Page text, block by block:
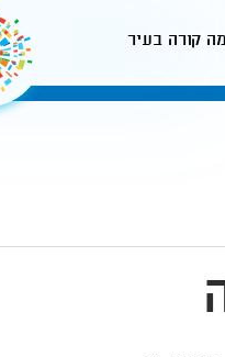
מה קורה בעיר